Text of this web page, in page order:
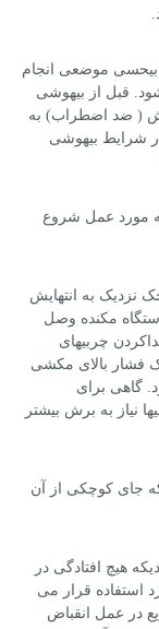
بیحسی موضعی انجام
قبل از بیهوشی
( ضد اضطراب) به
شرایط بیهوشی
مورد عمل شروع
نزدیک به انتهایش
مکنده وصل
چربیهای
فشار بالای مکشی
گاهی برای
نیاز به برش بیشتر
جای کوچکی از آن
هیچ افتادگی در
استفاده قرار می
در عمل انقباض